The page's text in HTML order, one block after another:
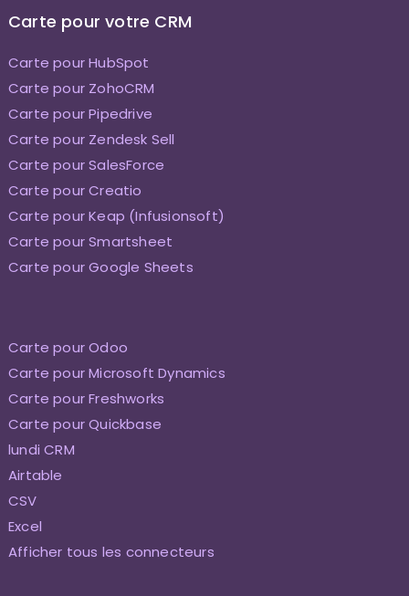
Carte pour votre CRM
Carte pour HubSpot
Carte pour ZohoCRM
Carte pour Pipedrive
Carte pour Zendesk Sell
Carte pour SalesForce
Carte pour Creatio
Carte pour Keap (Infusionsoft)
Carte pour Smartsheet
Carte pour Google Sheets
Carte pour Odoo
Carte pour Microsoft Dynamics
Carte pour Freshworks
Carte pour Quickbase
lundi CRM
Airtable
CSV
Excel
Afficher tous les connecteurs